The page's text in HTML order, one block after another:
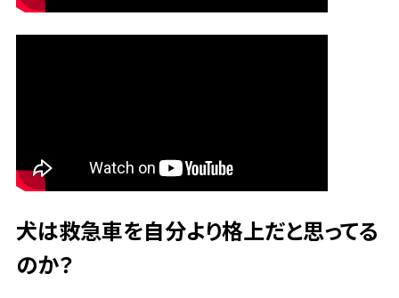
犬は救急車を自分より格上だと思ってる
のか？